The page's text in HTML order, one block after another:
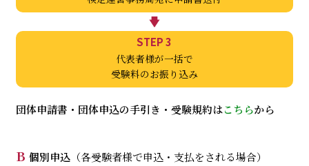
STEP 3
代表者様が一括で
受験料のお振り込み
団体申請書・団体申込の手引き・受験規約はこちらから
B個別申込 （各受験者様で申込・支払をされる場合）